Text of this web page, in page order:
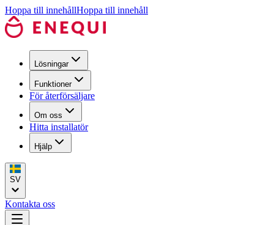
Hoppa till innehållHoppa till innehåll
Lösningar
Funktioner
För återförsäljare
Om oss
Hitta installatör
Hjälp
SV
Kontakta oss